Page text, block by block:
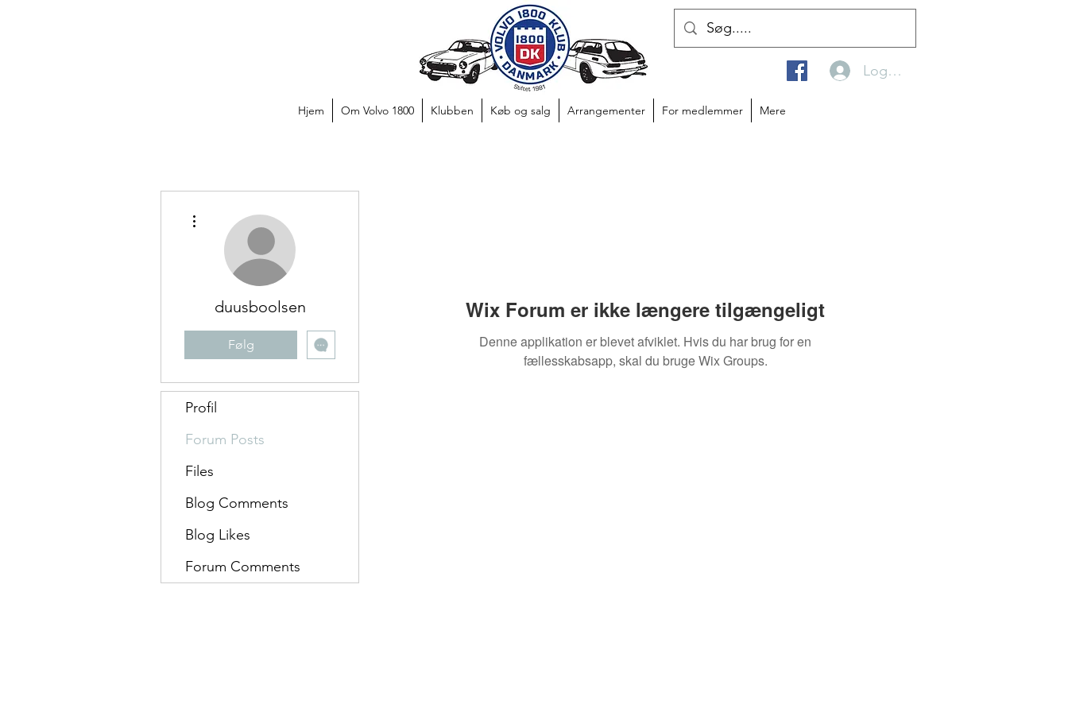
Log ind
Hjem Om Volvo 1800 Klubben Køb og salg Arrangementer For medlemmer Mere
Wix Forum er ikke længere tilgængeligt
Denne applikation er blevet afviklet. Hvis du har brug for en
fællesskabsapp, skal du bruge Wix Groups.
duusboolsen
Følg
Profil
Forum Posts
Files
Blog Comments
Blog Likes
Forum Comments